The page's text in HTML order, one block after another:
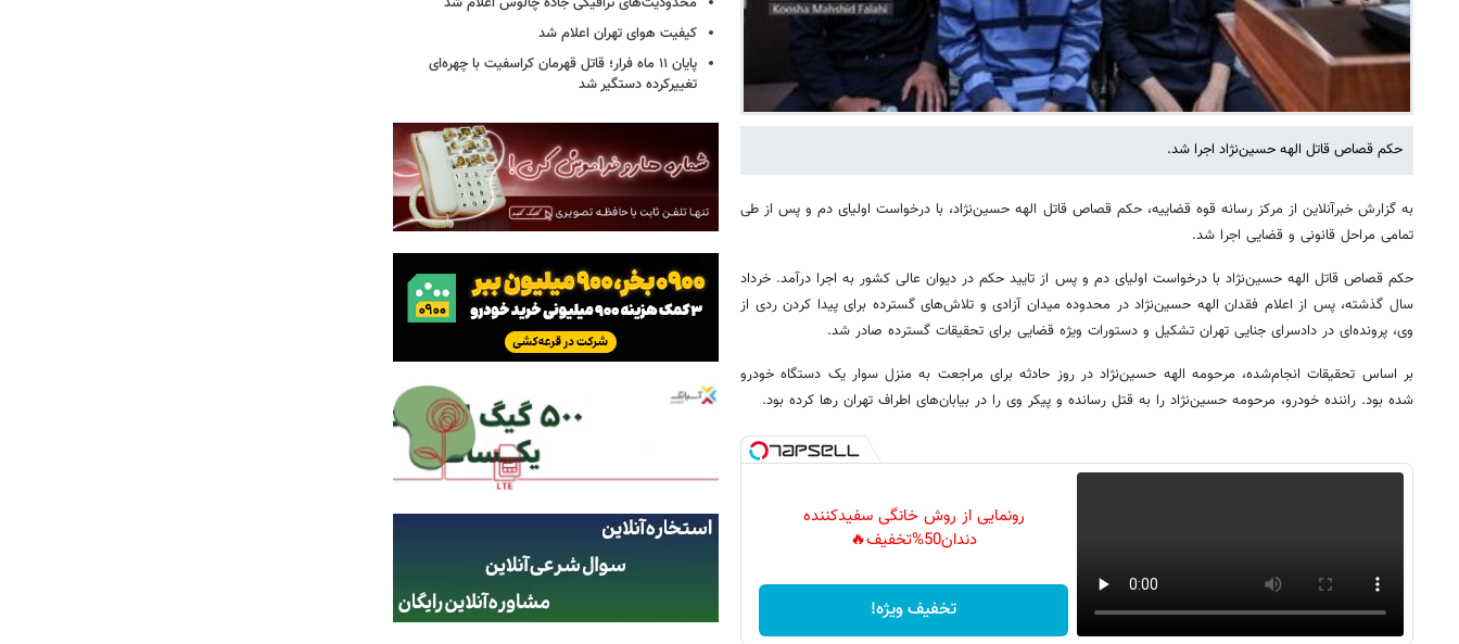
حکم قصاص قاتل الهه حسین‌نژاد اجرا شد.
به گزارش خبرآنلاین از مرکز رسانه قوه قضاییه، حکم قصاص قاتل الهه حسین‌نژاد، با درخواست اولیای دم و پس از طی
تمامی مراحل قانونی و قضایی اجرا شد.
حکم قصاص قاتل الهه حسین‌نژاد با درخواست اولیای دم و پس از تایید حکم در دیوان عالی کشور به اجرا درآمد. خرداد
سال گذشته، پس از اعلام فقدان الهه حسین‌نژاد در محدوده میدان آزادی و تلاش‌های گسترده برای پیدا کردن ردی از
وی، پرونده‌ای در دادسرای جنایی تهران تشکیل و دستورات ویژه قضایی برای تحقیقات گسترده صادر شد.
بر اساس تحقیقات انجام‌شده، مرحومه الهه حسین‌نژاد در روز حادثه برای مراجعت به منزل سوار یک دستگاه خودرو
شده بود. راننده خودرو، مرحومه حسین‌نژاد را به قتل رسانده و پیکر وی را در بیابان‌های اطراف تهران رها کرده بود.
رونمایی از روش خانگی سفیدکننده
دندان50%تخفیف🔥
تخفیف ویژه!
کیفیت هوای تهران اعلام شد
پایان ۱۱ ماه فرار؛ قاتل قهرمان کراسفیت با چهره‌ای
تغییرکرده دستگیر شد